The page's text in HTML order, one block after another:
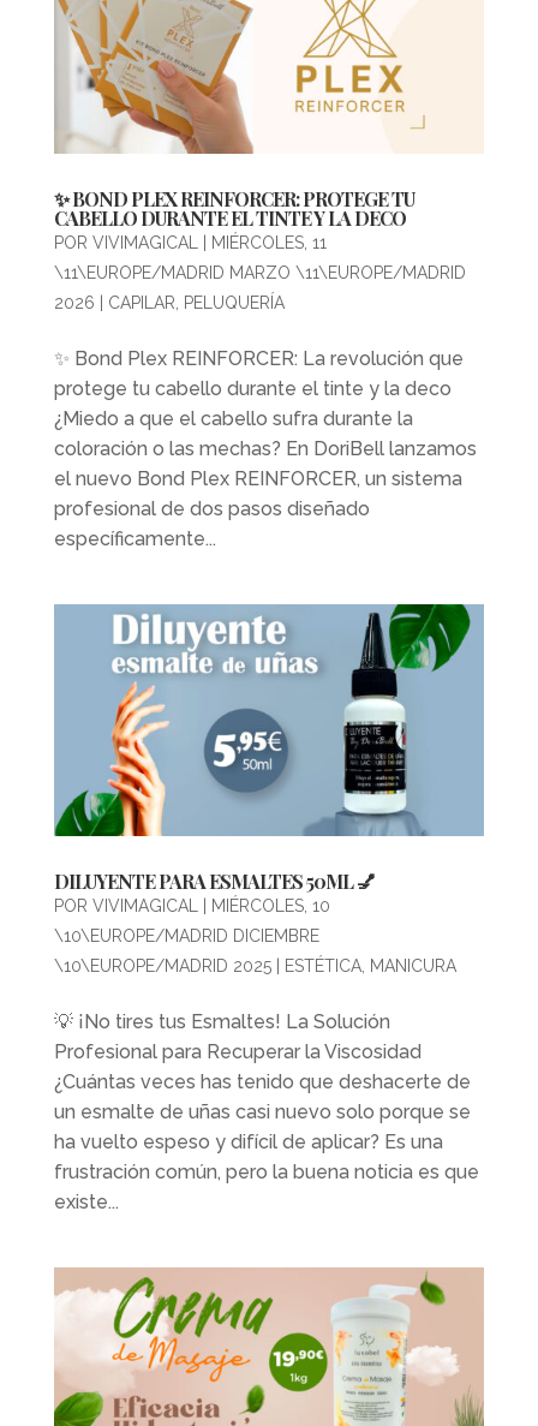
✨ BOND PLEX REINFORCER: PROTEGE TU
CABELLO DURANTE EL TINTE Y LA DECO
POR VIVIMAGICAL
MIÉRCOLES, 11
\11\EUROPE/MADRID MARZO \11\EUROPE/MADRID
2026
CAPILAR PELUQUERÍA
✨ Bond Plex REINFORCER: La revolución que
protege tu cabello durante el tinte y la deco
¿Miedo a que el cabello sufra durante la
coloración o las mechas? En DoriBell lanzamos
el nuevo Bond Plex REINFORCER, un sistema
profesional de dos pasos diseñado
específicamente...
DILUYENTE PARA ESMALTES 50ML 💅
POR VIVIMAGICAL|
MIÉRCOLES, 10
\10\EUROPE/MADRID DICIEMBRE
\10\EUROPE/MADRID 2025| ESTÉTICA, MANICURA
💡 ¡No tires tus Esmaltes! La Solución
Profesional para Recuperar la Viscosidad
¿Cuántas veces has tenido que deshacerte de
un esmalte de uñas casi nuevo solo porque se
ha vuelto espeso y difícil de aplicar? Es una
frustración común, pero la buena noticia es que
existe...